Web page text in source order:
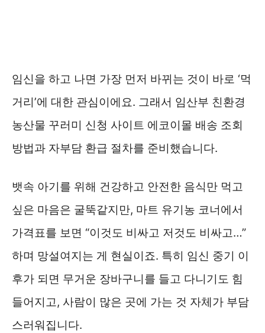
임신을 하고 나면 가장 먼저 바뀌는 것이 바로 ‘먹
거리’에 대한 관심이에요. 그래서 임산부 친환경
농산물 꾸러미 신청 사이트 에코이몰 배송 조회
방법과 자부담 환급 절차를 준비했습니다.
뱃속 아기를 위해 건강하고 안전한 음식만 먹고
싶은 마음은 굴뚝같지만, 마트 유기농 코너에서
가격표를 보면 “이것도 비싸고 저것도 비싸고…”
하며 망설여지는 게 현실이죠. 특히 임신 중기 이
후가 되면 무거운 장바구니를 들고 다니기도 힘
들어지고, 사람이 많은 곳에 가는 것 자체가 부담
스러워집니다.